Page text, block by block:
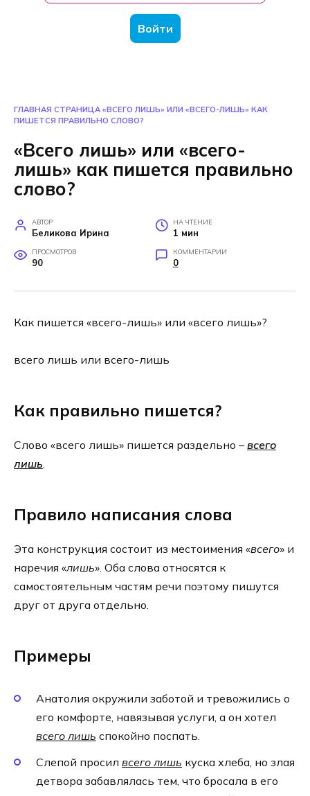
Войти
ГЛАВНАЯ СТРАНИЦА «ВСЕГО ЛИШЬ» ИЛИ «ВСЕГО-ЛИШЬ» КАК
ПИШЕТСЯ ПРАВИЛЬНО СЛОВО?
«Всего лишь» или «всего-
лишь» как пишется правильно
слово?
АВТОР
Беликова Ирина
НА ЧТЕНИЕ
1 мин
ПРОСМОТРОВ
90
КОММЕНТАРИИ
0
Как пишется «всего-лишь» или «всего лишь»?
всего лишь или всего-лишь
Как правильно пишется?
Слово «всего лишь» пишется раздельно – всего
лишь
Правило написания слова
Эта конструкция состоит из местоимения «всего» и
наречия «лишь». Оба слова относятся к
самостоятельным частям речи поэтому пишутся
друг от друга отдельно.
Примеры
Анатолия окружили заботой и тревожились о
его комфорте, навязывая услуги, а он хотел
всего лишь спокойно поспать.
Слепой просил всего лишь куска хлеба, но злая
детвора забавлялась тем, что бросала в его